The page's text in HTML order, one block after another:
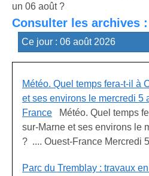
un 06 août ?
Consulter les archives :
Météo. Quel temps fera-t-il à
et ses environs le mercredi 5
France Météo. Quel temps
sur-Marne et ses environs le
? .... Ouest-France Mercredi
Parc du Tremblay : travaux